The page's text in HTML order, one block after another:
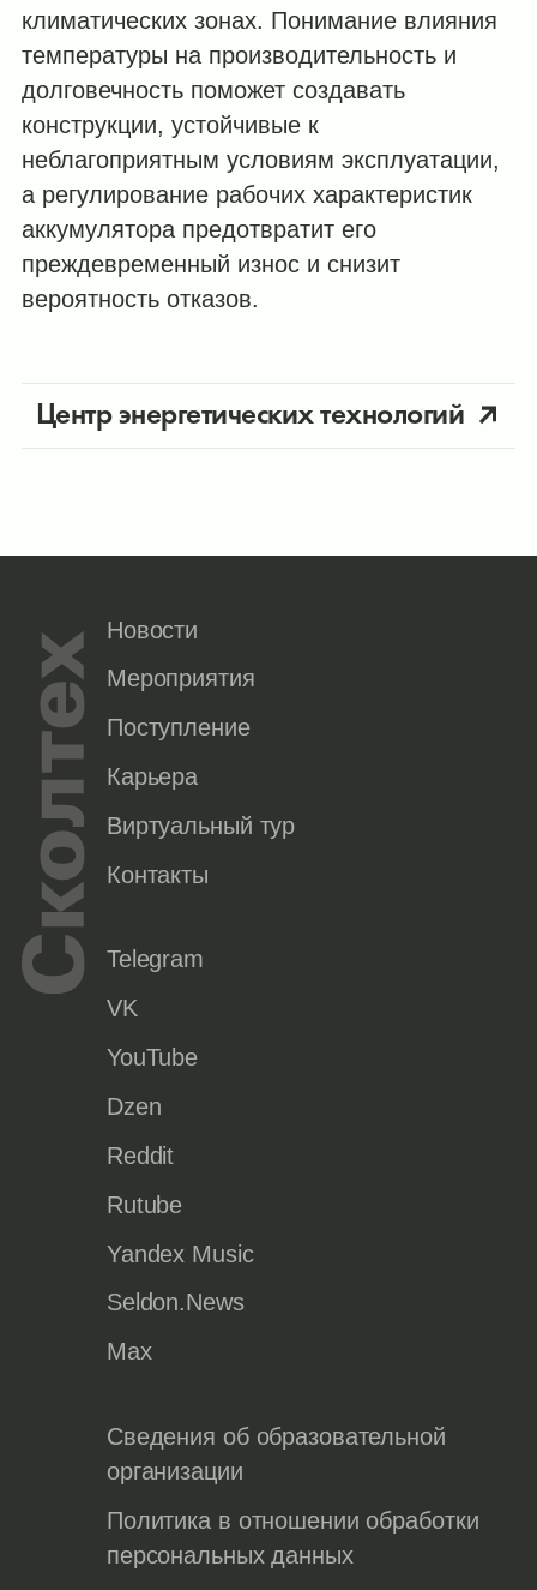
климатических зонах. Понимание влияния
температуры на производительность и
долговечность поможет создавать
конструкции, устойчивые к
неблагоприятным условиям эксплуатации,
а регулирование рабочих характеристик
аккумулятора предотвратит его
преждевременный износ и снизит
вероятность отказов.
Центр энергетических технологий
Новости
Мероприятия
Поступление
Карьера
Виртуальный тур
Контакты
Telegram
VK
YouTube
Dzen
Reddit
Rutube
Yandex Music
Seldon.News
Max
Сведения об образовательной
организации
Политика в отношении обработки
персональных данных